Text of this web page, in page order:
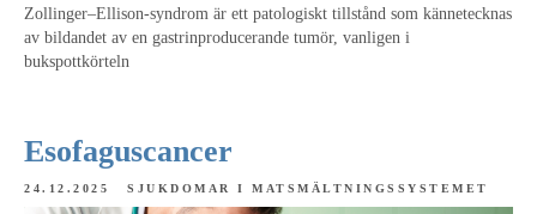
Zollinger–Ellison-syndrom är ett patologiskt tillstånd som kännetecknas
av bildandet av en gastrinproducerande tumör, vanligen i
bukspottkörteln
Esofaguscancer
24.12.2025 SJUKDOMAR I MATSMÄLTNINGSSYSTEMET